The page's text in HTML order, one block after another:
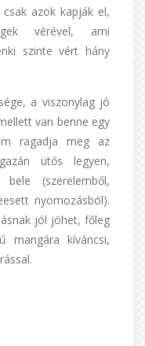
azok kapják el,
vérével, ami
szinte vért hány
a viszonylag jó
van benne egy
ragadja meg az
ütős legyen,
(szerelemből,
nyomozásból).
jól jöhet, főleg
mangára kíváncsi,